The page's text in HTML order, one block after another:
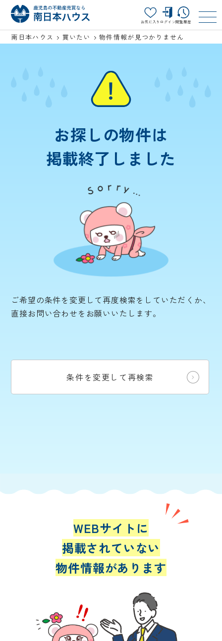
お気に入り ログイン閲覧履歴
南日本ハウス 買いたい 物件情報が見つかりません
お探しの物件は
掲載終了しました
ご希望の条件を変更して再度検索をしていただくか、
直接お問い合わせをお願いいたします。
条件を変更して再検索
WEBサイトに
掲載されていない
物件情報があります